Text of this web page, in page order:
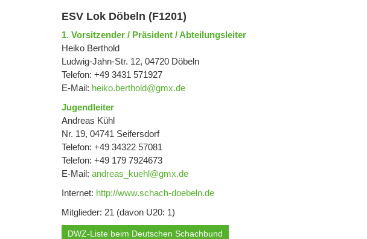
ESV Lok Döbeln (F1201)
1. Vorsitzender / Präsident / Abteilungsleiter
Heiko Berthold
Ludwig-Jahn-Str. 12, 04720 Döbeln
Telefon: +49 3431 571927
E-Mail: heiko.berthold@gmx.de
Jugendleiter
Andreas Kühl
Nr. 19, 04741 Seifersdorf
Telefon: +49 34322 57081
Telefon: +49 179 7924673
E-Mail: andreas_kuehl@gmx.de
Internet: http://www.schach-doebeln.de
Mitglieder: 21 (davon U20: 1)
DWZ-Liste beim Deutschen Schachbund